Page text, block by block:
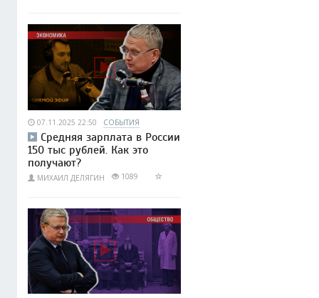
07.11.2025 22:50 СОБЫТИЯ
Средняя зарплата в России
150 тыс рублей. Как это
получают?
МИХАИЛ ДЕЛЯГИН 1089